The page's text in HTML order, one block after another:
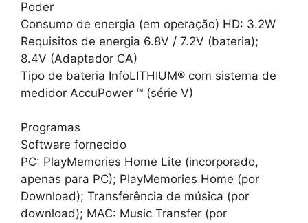
Poder
Consumo de energia (em operação) HD: 3.2W
Requisitos de energia 6.8V / 7.2V (bateria);
8.4V (Adaptador CA)
Tipo de bateria InfoLITHIUM® com sistema de
medidor AccuPower ™ (série V)
Programas
Software fornecido
PC: PlayMemories Home Lite (incorporado,
apenas para PC); PlayMemories Home (por
Download); Transferência de música (por
download); MAC: Music Transfer (por